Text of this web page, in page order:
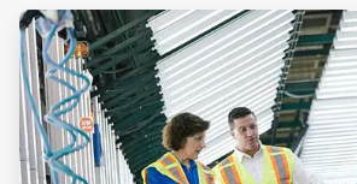
ArticleTile
1
de
2